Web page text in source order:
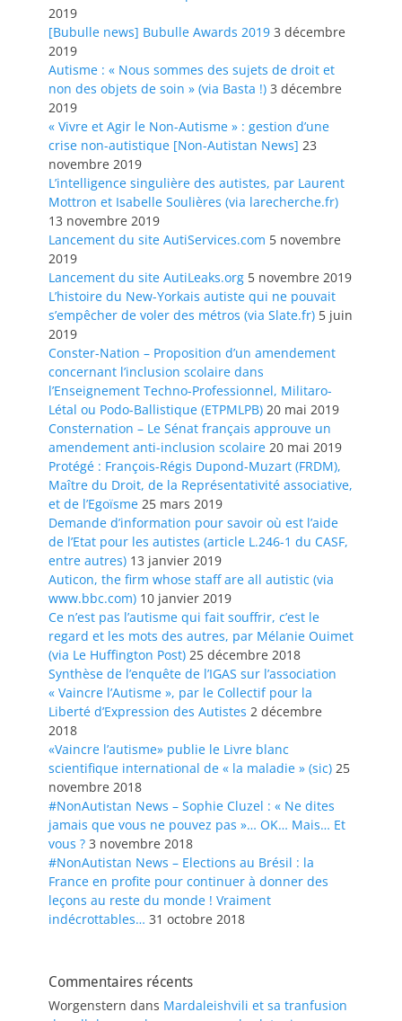
2019
[Bubulle news] Bubulle Awards 2019 3 décembre
2019
Autisme : « Nous sommes des sujets de droit et
non des objets de soin » (via Basta !) 3 décembre
2019
« Vivre et Agir le Non-Autisme » : gestion d’une
crise non-autistique [Non-Autistan News] 23
novembre 2019
L’intelligence singulière des autistes, par Laurent
Mottron et Isabelle Soulières (via larecherche.fr)
13 novembre 2019
Lancement du site AutiServices.com 5 novembre
2019
Lancement du site AutiLeaks.org 5 novembre 2019
L’histoire du New-Yorkais autiste qui ne pouvait
s’empêcher de voler des métros (via Slate.fr) 5 juin
2019
Conster-Nation – Proposition d’un amendement
concernant l’inclusion scolaire dans
l’Enseignement Techno-Professionnel, Militaro-
Létal ou Podo-Ballistique (ETPMLPB) 20 mai 2019
Consternation – Le Sénat français approuve un
amendement anti-inclusion scolaire 20 mai 2019
Protégé : François-Régis Dupond-Muzart (FRDM),
Maître du Droit, de la Représentativité associative,
et de l’Egoïsme 25 mars 2019
Demande d’information pour savoir où est l’aide
de l’Etat pour les autistes (article L.246-1 du CASF,
entre autres) 13 janvier 2019
Auticon, the firm whose staff are all autistic (via
www.bbc.com) 10 janvier 2019
Ce n’est pas l’autisme qui fait souffrir, c’est le
regard et les mots des autres, par Mélanie Ouimet
(via Le Huffington Post) 25 décembre 2018
Synthèse de l’enquête de l’IGAS sur l’association
« Vaincre l’Autisme », par le Collectif pour la
Liberté d’Expression des Autistes 2 décembre
2018
«Vaincre l’autisme» publie le Livre blanc
scientifique international de « la maladie » (sic) 25
novembre 2018
#NonAutistan News – Sophie Cluzel : « Ne dites
jamais que vous ne pouvez pas »… OK… Mais… Et
vous ? 3 novembre 2018
#NonAutistan News – Elections au Brésil : la
France en profite pour continuer à donner des
leçons au reste du monde ! Vraiment
indécrottables… 31 octobre 2018
Commentaires récents
Worgenstern dans Mardaleishvili et sa tranfusion